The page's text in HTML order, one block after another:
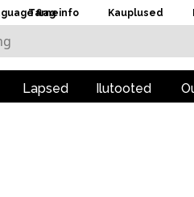
Tarneinfo Kauplused
Lapsed Ilutooted